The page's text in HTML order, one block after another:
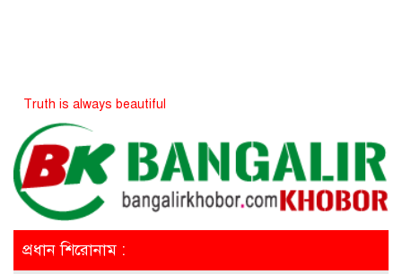
beautiful
প্রধান শিরোনাম :